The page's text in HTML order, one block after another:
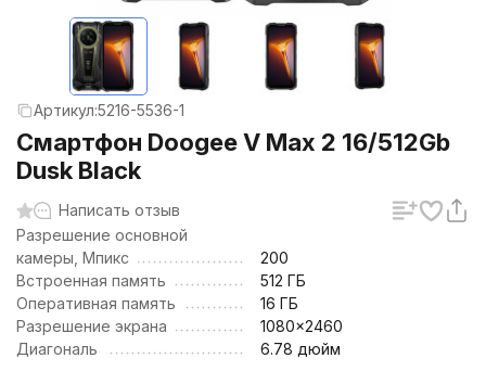
Артикул:5216-5536-1
Смартфон Doogee V Max 2 16/512Gb
Dusk Black
Написать отзыв
Разрешение основной
камеры, Мпикс
200
Встроенная память
512 ГБ
Оперативная память
16 ГБ
Разрешение экрана
1080x2460
Диагональ
6.78 дюйм